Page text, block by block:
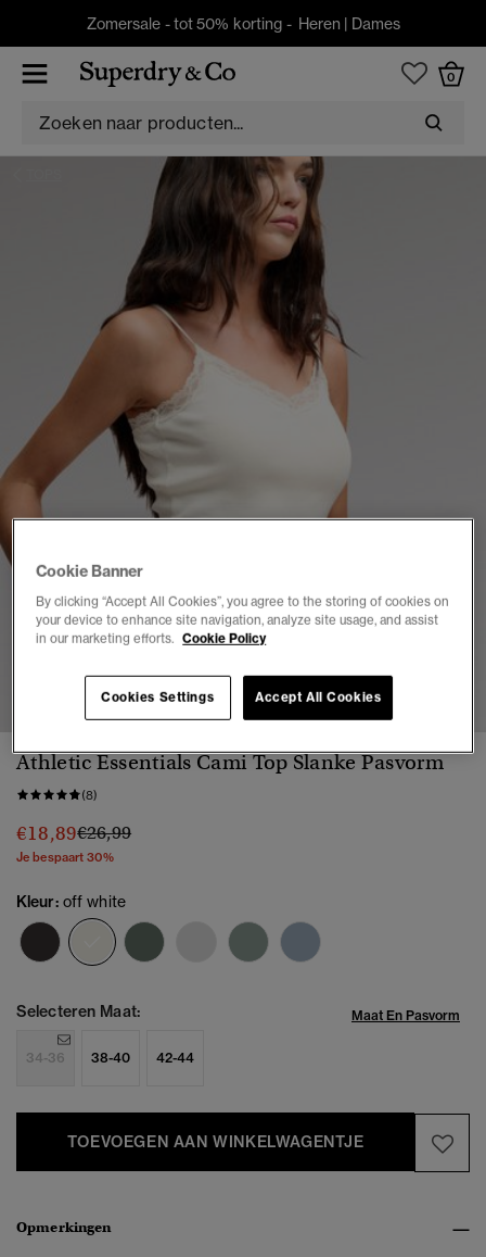
Zomersale - tot 50% korting - Heren | Dames
0
1 2 3 4 5 6 7
Athletic Essentials Cami Top Slanke Pasvorm
(8)
€18,89Prijs verlaagd van
€26,99naar
Je bespaart 30%
Kleur: off white
geselecteerd
Selecteren Maat: Maat En Pasvorm
34-36 38-40 42-44
TOEVOEGEN AAN WINKELWAGENTJE
Opmerkingen
Cookie Banner
By clicking “Accept All Cookies”, you agree to the storing of cookies on
your device to enhance site navigation, analyze site usage, and assist
in our marketing efforts. Cookie Policy
Cookies Settings Accept All Cookies